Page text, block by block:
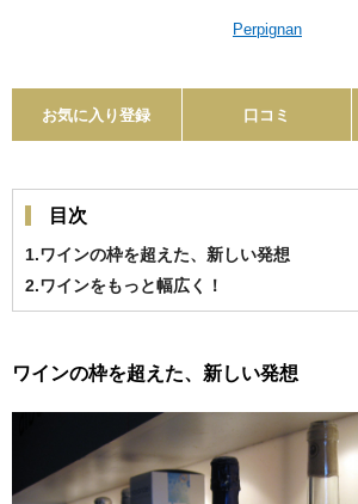
Perpignan
お気に入り登録 口コミ
目次
1.ワインの枠を超えた、新しい発想
2.ワインをもっと幅広く！
ワインの枠を超えた、新しい発想